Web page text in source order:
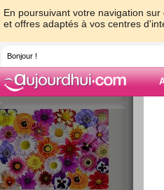
En poursuivant votre navigation
et offres adaptés à vos centres
Bonjour !